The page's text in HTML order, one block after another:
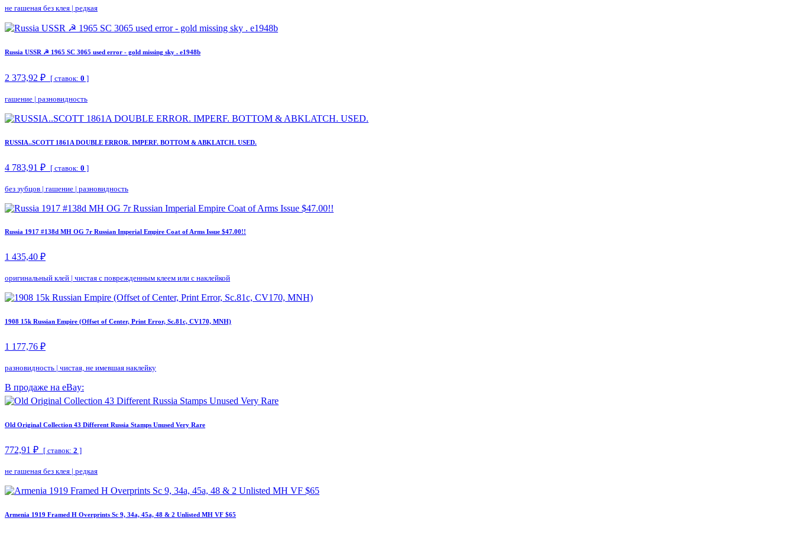
не гашеная без клея | редкая
Russia USSR ☭ 1965 SC 3065 used error - gold missing sky . e1948b
2 373,92 ₽ [ ставок: 0 ]
гашение | разновидность
RUSSIA..SCOTT 1861A DOUBLE ERROR. IMPERF. BOTTOM & ABKLATCH. USED.
4 783,91 ₽ [ ставок: 0 ]
без зубцов | гашение | разновидность
Russia 1917 #138d MH OG 7r Russian Imperial Empire Coat of Arms Issue $47.00!!
1 435,40 ₽
оригинальный клей | чистая с поврежденным клеем или с наклейкой
1908 15k Russian Empire (Offset of Center, Print Error, Sc.81c, CV170, MNH)
1 177,76 ₽
разновидность | чистая, не имевшая наклейку
В продаже на eBay:
Old Original Collection 43 Different Russia Stamps Unused Very Rare
772,91 ₽ [ ставок: 2 ]
не гашеная без клея | редкая
Armenia 1919 Framed H Overprints Sc 9, 34a, 45a, 48 & 2 Unlisted MH VF $65